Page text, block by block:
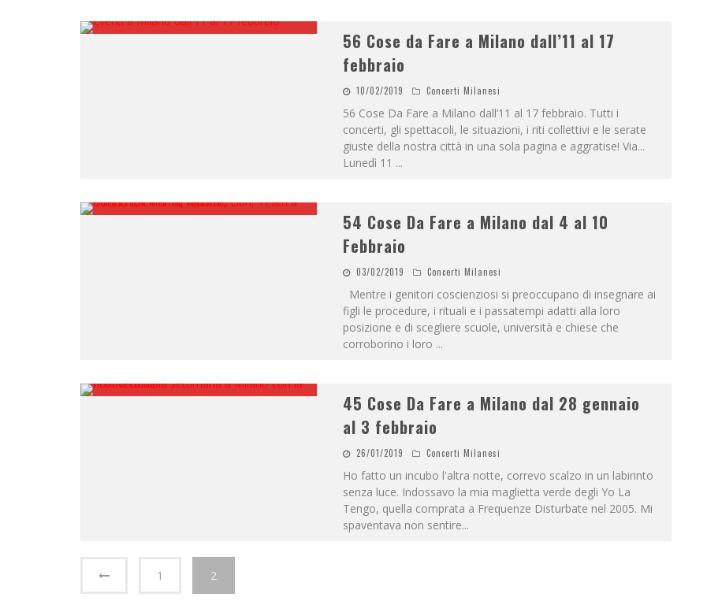
56 Cose da Fare a Milano dall’11 al 17
febbraio
10/02/2019 Concerti Milanesi
56 Cose Da Fare a Milano dall’11 al 17 febbraio. Tutti i
concerti, gli spettacoli, le situazioni, i riti collettivi e le serate
giuste della nostra città in una sola pagina e aggratise! Via...
Lunedì 11 ...
54 Cose Da Fare a Milano dal 4 al 10
Febbraio
03/02/2019 Concerti Milanesi
Mentre i genitori coscienziosi si preoccupano di insegnare ai
figli le procedure, i rituali e i passatempi adatti alla loro
posizione e di scegliere scuole, università e chiese che
corroborino i loro ...
45 Cose Da Fare a Milano dal 28 gennaio
al 3 febbraio
26/01/2019 Concerti Milanesi
Ho fatto un incubo l'altra notte, correvo scalzo in un labirinto
senza luce. Indossavo la mia maglietta verde degli Yo La
Tengo, quella comprata a Frequenze Disturbate nel 2005. Mi
spaventava non sentire...
1 2